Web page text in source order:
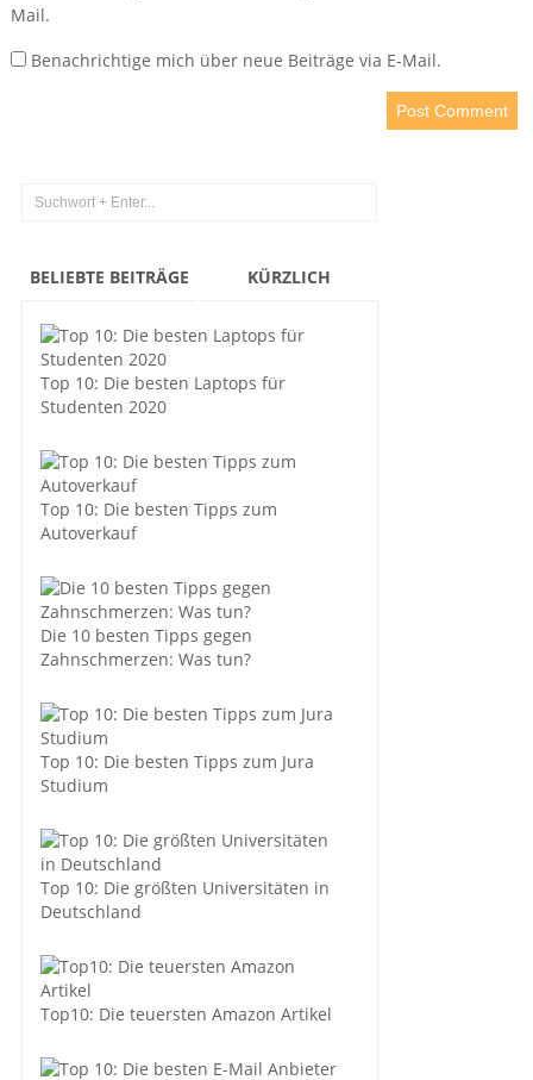
Mail.
Benachrichtige mich über neue Beiträge via E-Mail.
BELIEBTE BEITRÄGE KÜRZLICH
Top 10: Die besten Laptops für
Studenten 2020
Top 10: Die besten Tipps zum
Autoverkauf
Die 10 besten Tipps gegen
Zahnschmerzen: Was tun?
Top 10: Die besten Tipps zum Jura
Studium
Top 10: Die größten Universitäten in
Deutschland
Top10: Die teuersten Amazon Artikel